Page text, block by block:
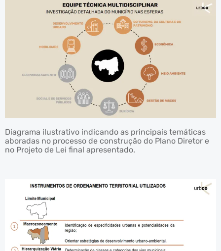
Diagrama ilustrativo indicando as principais temáticas
aboradas no processo de construção do Plano Diretor e
no Projeto de Lei final apresentado.